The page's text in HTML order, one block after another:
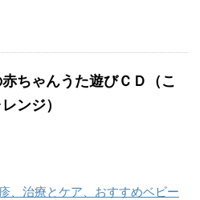
赤ちゃんうた遊びＣＤ（こ
ンジ）
、治療とケア、おすすめベビー